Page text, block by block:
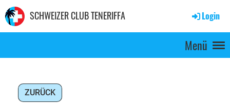
SCHWEIZER CLUB TENERIFFA Login
Menü
ZURÜCK